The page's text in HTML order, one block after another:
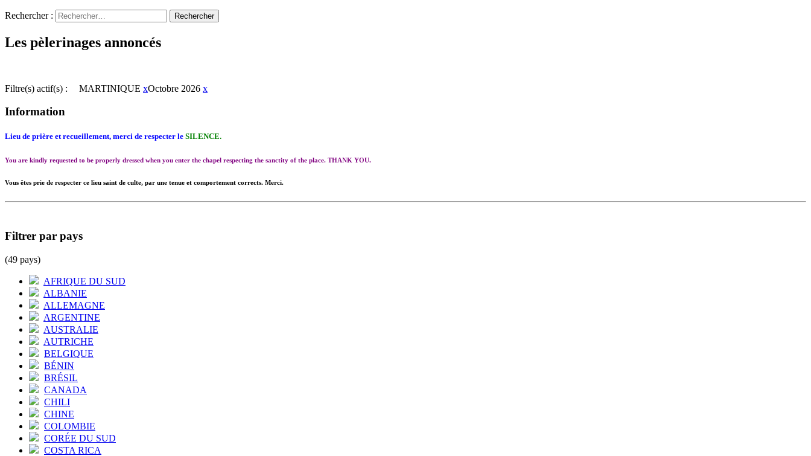
Rechercher :
Les pèlerinages annoncés
Filtre(s) actif(s) : MARTINIQUE xOctobre 2026 x
Information
Lieu de prière et recueillement, merci de respecter le SILENCE.
You are kindly requested to be properly dressed when you enter the chapel respecting the sanctity of the place. THANK YOU.
Vous êtes prie de respecter ce lieu saint de culte, par une tenue et comportement corrects. Merci.
Filtrer par pays
(49 pays)
AFRIQUE DU SUD
ALBANIE
ALLEMAGNE
ARGENTINE
AUSTRALIE
AUTRICHE
BELGIQUE
BÉNIN
BRÉSIL
CANADA
CHILI
CHINE
COLOMBIE
CORÉE DU SUD
COSTA RICA